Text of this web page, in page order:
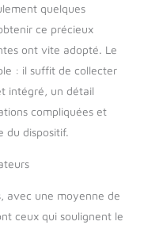
le jardinage et
Solution
: Le
1 est utilisé
près de 20
dans les foyers
les déchets et
en nutriments
comme
quelques
ce précieux
ont vite adopté. Le
: il suffit de collecter
intégré, un détail
compliquées et
du dispositif.
avec une moyenne de
ceux qui soulignent le